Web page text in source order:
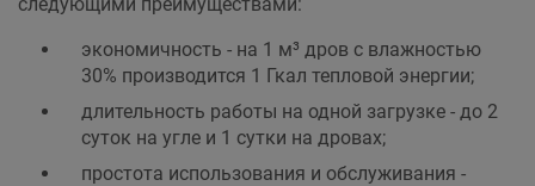
экономичность - на 1 м³ дров с влажностью
30% производится 1 Гкал тепловой энергии;
длительность работы на одной загрузке - до 2
суток на угле и 1 сутки на дровах;
простота использования и обслуживания -